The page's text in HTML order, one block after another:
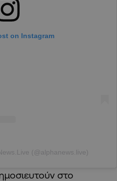
on Instagram
(@alphanews.live)
στο